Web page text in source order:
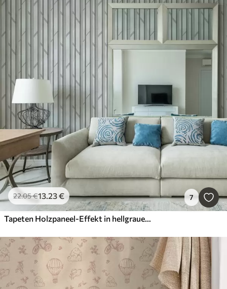
22.05€13.23€ 7
Tapeten Holzpaneel-Effekt in hellgrauer Farbe